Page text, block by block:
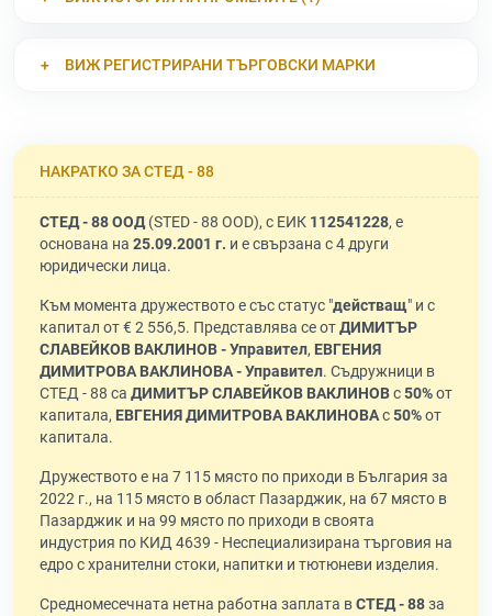
ВИЖ РЕГИСТРИРАНИ ТЪРГОВСКИ МАРКИ
НАКРАТКО ЗА СТЕД - 88
СТЕД - 88 ООД(STED - 88 OOD), с ЕИК 112541228, е
основана на 25.09.2001 г. и е свързана с 4 други
юридически лица.
Към момента дружеството е със статус "действащ" и с
капитал от € 2 556,5. Представлява се отДИМИТЪР
СЛАВЕЙКОВ ВАКЛИНОВ - Управител, ЕВГЕНИЯ
ДИМИТРОВА ВАКЛИНОВА - Управител. Съдружници в
СТЕД - 88 са ДИМИТЪР СЛАВЕЙКОВ ВАКЛИНОВс50%от
капитала, ЕВГЕНИЯ ДИМИТРОВА ВАКЛИНОВАс50%от
капитала.
Дружеството е на 7 115 място по приходи в България за
2022 г., на 115 място в област Пазарджик, на 67 място в
Пазарджик и на 99 място по приходи в своята
индустрия по КИД 4639 - Неспециализирана търговия на
едро с хранителни стоки, напитки и тютюневи изделия.
Средномесечната нетна работна заплата вСТЕД - 88за